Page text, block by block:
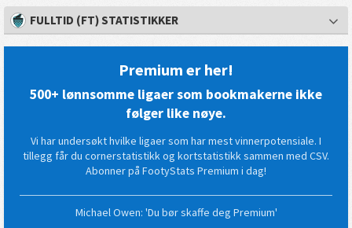
FULLTID (FT) STATISTIKKER
Premium er her!
500+ lønnsomme ligaer som bookmakerne ikke
følger like nøye.
Vi har undersøkt hvilke ligaer som har mest vinnerpotensiale. I
tillegg får du cornerstatistikk og kortstatistikk sammen med CSV.
Abonner på FootyStats Premium i dag!
Michael Owen: 'Du bør skaffe deg Premium'